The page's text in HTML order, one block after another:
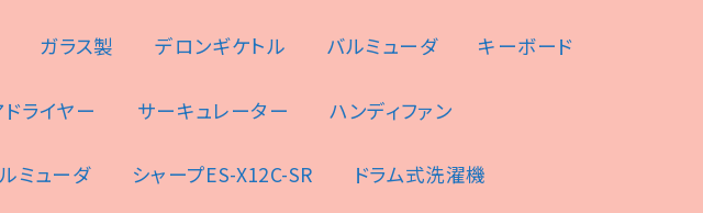
ガラス製 デロンギケトル バルミューダ キーボード
ライヤー サーキュレーター ハンディファン
ミューダ シャープES-X12C-SR ドラム式洗濯機